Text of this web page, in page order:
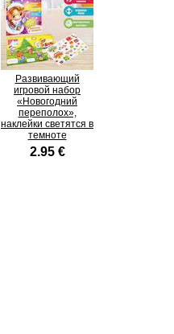
Развивающий
игровой набор
«Новогодний
переполох»,
наклейки светятся в
темноте
2.95 €